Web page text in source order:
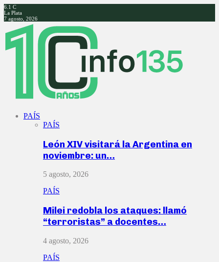
6.1 C
La Plata
7 agosto, 2026
Facebook
Twitter
Instagram
Youtube
PAÍS
PAÍS
León XIV visitará la Argentina en
noviembre: un…
5 agosto, 2026
PAÍS
Milei redobla los ataques: llamó
“terroristas” a docentes…
4 agosto, 2026
PAÍS